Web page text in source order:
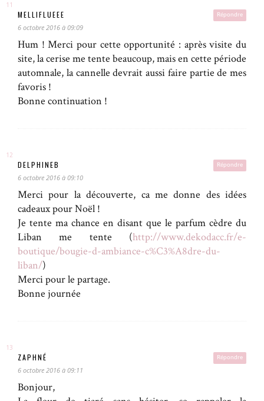
Répondre
MELLIFLUEEE
6 octobre 2016 à 09:09
Hum ! Merci pour cette opportunité : après visite du
site, la cerise me tente beaucoup, mais en cette période
automnale, la cannelle devrait aussi faire partie de mes
favoris !
Bonne continuation !
Répondre
DELPHINEB
6 octobre 2016 à 09:10
Merci pour la découverte, ca me donne des idées
cadeaux pour Noël !
Je tente ma chance en disant que le parfum cèdre du
Liban me tente (http://www.dekodacc.fr/e-
boutique/bougie-d-ambiance-c%C3%A8dre-du-
liban/)
Merci pour le partage.
Bonne journée
Répondre
ZAPHNÉ
6 octobre 2016 à 09:11
Bonjour,